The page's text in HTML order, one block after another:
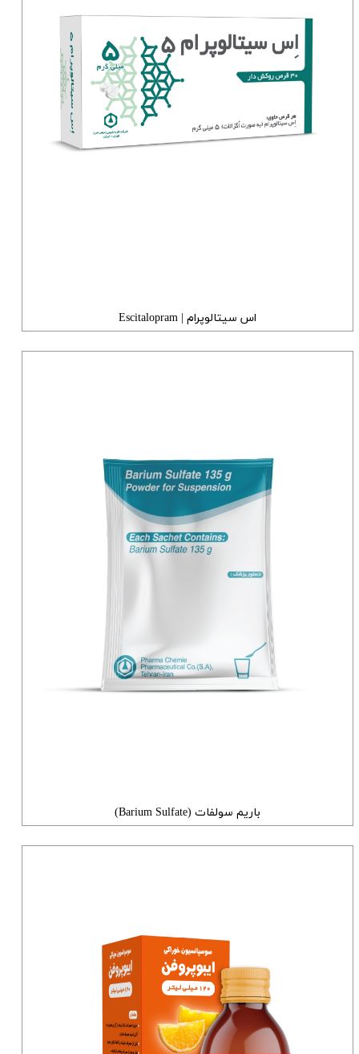
اس سیتالوپرام | Escitalopram
باریم سولفات (Barium Sulfate)